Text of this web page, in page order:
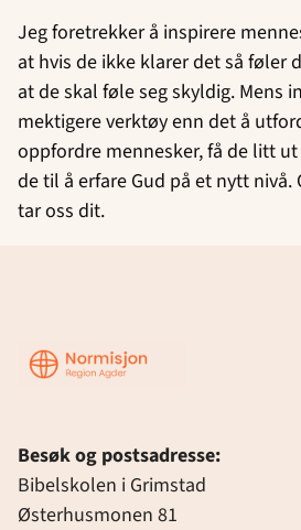
Jeg foretrekker å inspirere
at hvis de ikke klarer det så føler
at de skal føle seg skyldig. Mens
mektigere verktøy enn det å
oppfordre mennesker, få de litt
de til å erfare Gud på et nytt nivå.
tar oss dit.
Region
Agder
Besøk og postsadresse:
Bibelskolen i Grimstad
Østerhusmonen 81